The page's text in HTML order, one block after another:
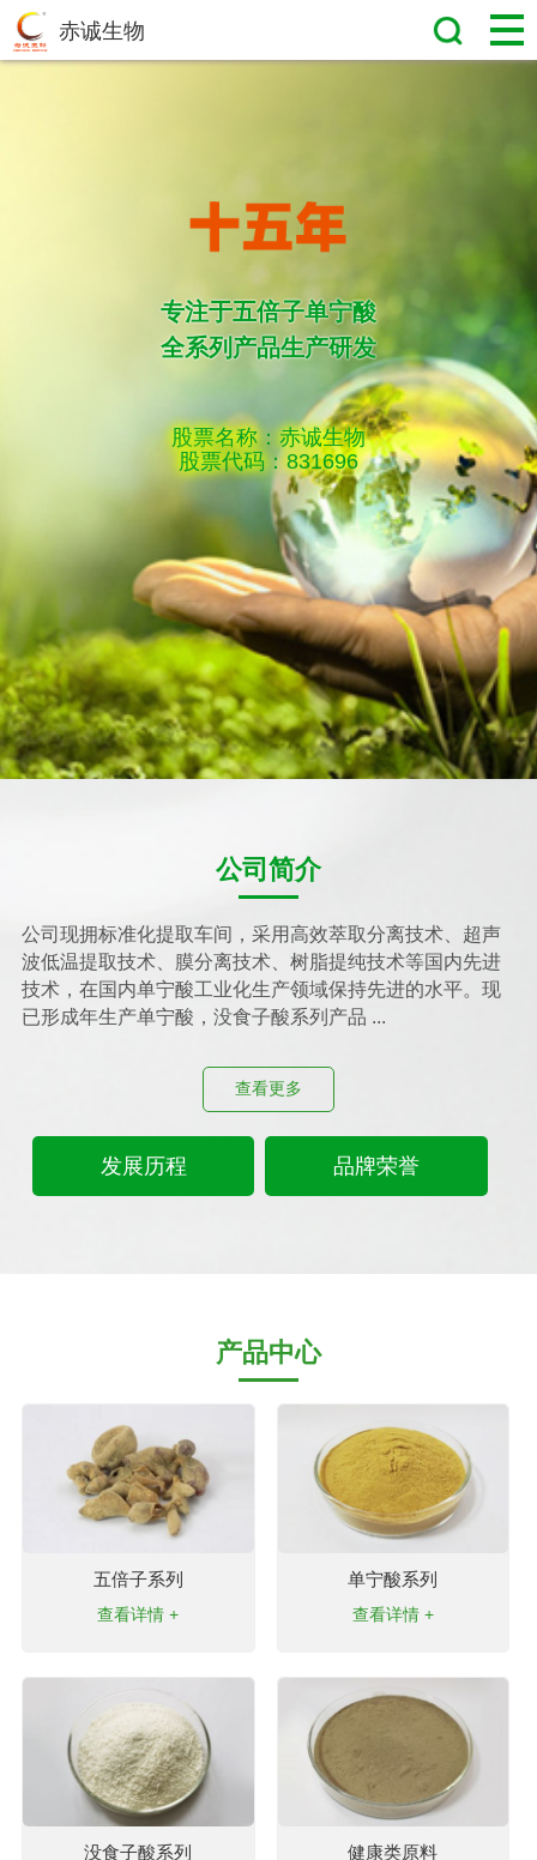
赤诚生物
专注于五倍子单宁酸
全系列产品生产研发
股票名称：赤诚生物
股票代码：831696
公司简介
公司现拥标准化提取车间，采用高效萃取分离技术、超声
波低温提取技术、膜分离技术、树脂提纯技术等国内先进
技术，在国内单宁酸工业化生产领域保持先进的水平。现
已形成年生产单宁酸，没食子酸系列产品 ...
查看更多
发展历程 品牌荣誉
产品中心
五倍子系列
查看详情 +
单宁酸系列
查看详情 +
没食子酸系列 健康类原料